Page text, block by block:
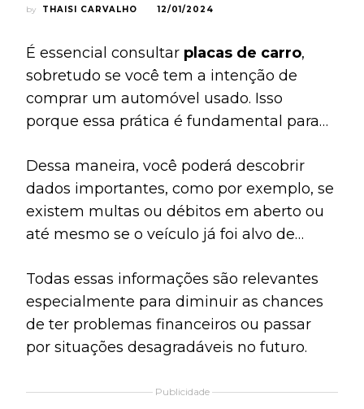
by THAISI CARVALHO 12/01/2024
É essencial consultar placas de carro,
sobretudo se você tem a intenção de
comprar um automóvel usado. Isso
porque essa prática é fundamental para
veículo em questão.
Dessa maneira, você poderá descobrir
dados importantes, como por exemplo, se
existem multas ou débitos em aberto ou
até mesmo se o veículo já foi alvo de
Todas essas informações são relevantes
especialmente para diminuir as chances
de ter problemas financeiros ou passar
por situações desagradáveis no futuro.
Publicidade